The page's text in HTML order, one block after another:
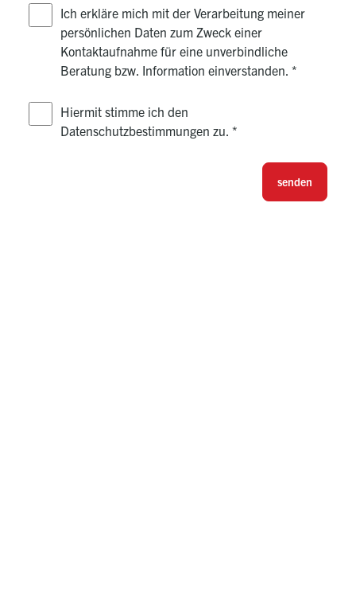
Ich erkläre mich mit der Verarbeitung meiner
persönlichen Daten zum Zweck einer
Kontaktaufnahme für eine unverbindliche
Beratung bzw. Information einverstanden. *
Hiermit stimme ich den
Datenschutzbestimmungen zu. *
senden